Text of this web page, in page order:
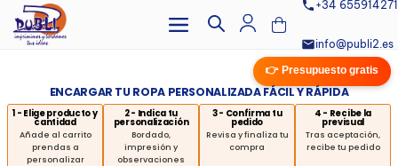
+34 655914271
info@publi2.es
👉 Presupuesto gratis
ENCARGAR TU ROPA PERSONALIZADA FÁCIL Y RÁPIDA
1 - Elige producto y
cantidad
Añade al carrito
prendas a
personalizar
2 - Indica tu
personalización
Bordado,
impresión y
observaciones
3 - Confirma tu
pedido
Revisa y finaliza tu
compra
4 - Recibe la
previsual
Tras aceptación,
recibe tu pedido